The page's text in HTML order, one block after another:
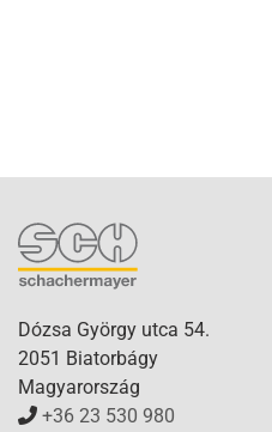
Dózsa György utca 54.
2051 Biatorbágy
Magyarország
+36 23 530 980